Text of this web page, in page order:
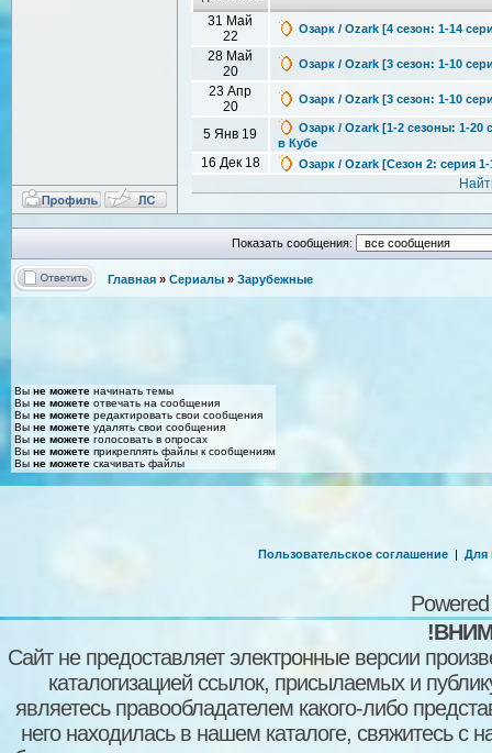
31 Май
22
Озарк / Ozark [4 сезон: 1-14
28 Май
20
Озарк / Ozark [3 сезон: 1-10
23 Апр
20
Озарк / Ozark [3 сезон: 1-10
5 Янв 19
Озарк / Ozark [1-2 сезоны: 1-20
в Кубе
16 Дек 18 Озарк / Ozark [Сезон 2: серия
Показать сообщения:
Главная » Сериалы » Зарубежные
Вы не можете начинать темы
Вы не можете отвечать на сообщения
Вы не можете редактировать свои сообщения
Вы не можете удалять свои сообщения
Вы не можете голосовать в опросах
Вы не можете прикреплять файлы к сообщениям
Вы не можете скачивать файлы
Пользовательское соглашение | Для
Сайт не предоставляет электронные версии
каталогизацией ссылок, присылаемых и
являетесь правообладателем какого-либо
него находилась в нашем каталоге, свяжитесь